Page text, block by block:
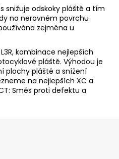
snižuje odskoky pláště a tím
na nerovném povrchu
zejména u
kombinace nejlepších
pláště. Výhodou je
plochy pláště a snížení
na nejlepších XC a
Směs proti defektu a